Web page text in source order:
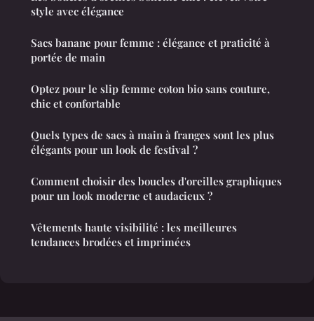
style avec élégance
Sacs banane pour femme : élégance et praticité à
portée de main
Optez pour le slip femme coton bio sans couture,
chic et confortable
Quels types de sacs à main à franges sont les plus
élégants pour un look de festival ?
Comment choisir des boucles d'oreilles graphiques
pour un look moderne et audacieux ?
Vêtements haute visibilité : les meilleures
tendances brodées et imprimées